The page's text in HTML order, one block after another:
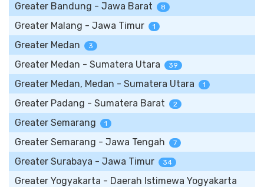
Greater Bandung - Jawa Barat 8
Greater Malang - Jawa Timur 1
Greater Medan 3
Greater Medan - Sumatera Utara 39
Greater Medan, Medan - Sumatera Utara 1
Greater Padang - Sumatera Barat 2
Greater Semarang 1
Greater Semarang - Jawa Tengah 7
Greater Surabaya - Jawa Timur 34
Greater Yogyakarta - Daerah Istimewa Yogyakarta